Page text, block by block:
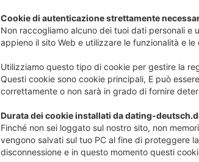
Cookie di autenticazione strettamente
Non raccogliamo alcuno dei tuoi dati personali
appieno il sito Web e utilizzare le funzionalità e
Utilizziamo questo tipo di cookie per gestire la
Questi cookie sono cookie principali, E può
correttamente o non sarà in grado di fornire
Durata dei cookie installati da dating-
Finché non sei loggato sul nostro sito, non
vengono salvati sul tuo PC al fine di proteggere
disconnessione e in questo momento questi